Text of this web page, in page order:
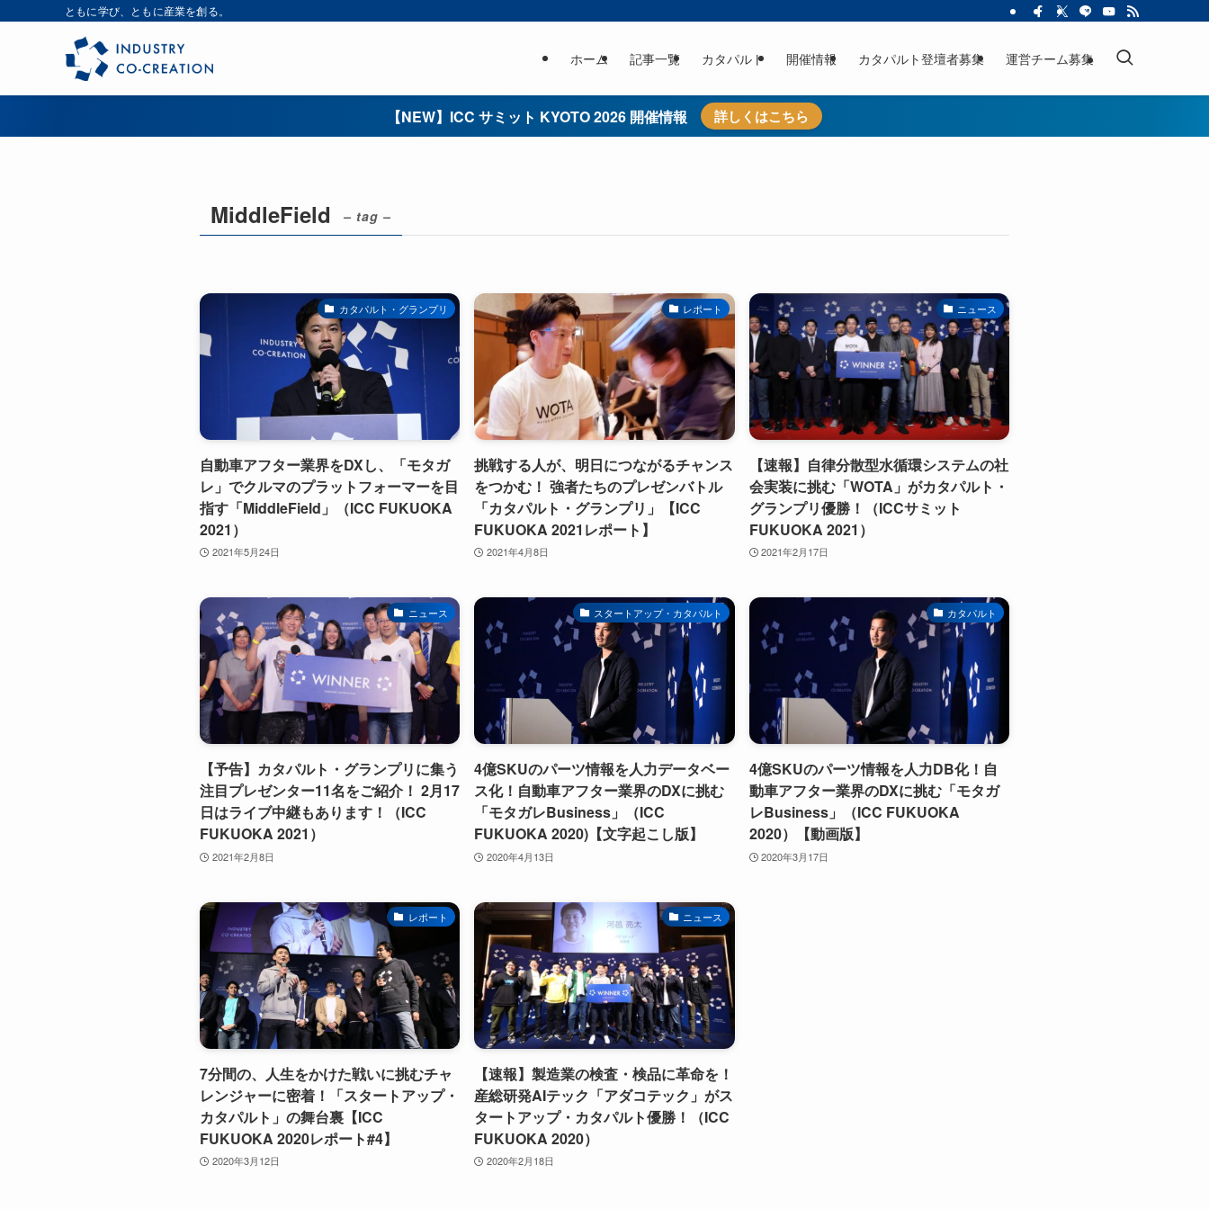
ともに学び、ともに産業を創る。
ホーム 記事一覧 カタパルト 開催情報 カタパルト登壇者募集 運営チーム募集
【NEW】ICC サミット KYOTO 2026 開催情報 詳しくはこちら
MiddleField – tag –
カタパルト・グランプリ
自動車アフター業界をDXし、「モタガ
レ」でクルマのプラットフォーマーを目
指す「MiddleField」（ICC FUKUOKA
2021）
2021年5月24日
レポート
挑戦する人が、明日につながるチャンス
をつかむ！ 強者たちのプレゼンバトル
「カタパルト・グランプリ」【ICC
FUKUOKA 2021レポート】
2021年4月8日
ニュース
【速報】自律分散型水循環システムの社
会実装に挑む「WOTA」がカタパルト・
グランプリ優勝！（ICCサミット
FUKUOKA 2021）
2021年2月17日
ニュース
【予告】カタパルト・グランプリに集う
注目プレゼンター11名をご紹介！ 2月17
日はライブ中継もあります！（ICC
FUKUOKA 2021）
2021年2月8日
スタートアップ・カタパルト
4億SKUのパーツ情報を人力データベー
ス化！自動車アフター業界のDXに挑む
「モタガレBusiness」（ICC
FUKUOKA 2020)【文字起こし版】
2020年4月13日
カタパルト
4億SKUのパーツ情報を人力DB化！自
動車アフター業界のDXに挑む「モタガ
レBusiness」（ICC FUKUOKA
2020）【動画版】
2020年3月17日
レポート
7分間の、人生をかけた戦いに挑むチャ
レンジャーに密着！「スタートアップ・
カタパルト」の舞台裏【ICC
FUKUOKA 2020レポート#4】
2020年3月12日
ニュース
【速報】製造業の検査・検品に革命を！
産総研発AIテック「アダコテック」がス
タートアップ・カタパルト優勝！（ICC
FUKUOKA 2020）
2020年2月18日